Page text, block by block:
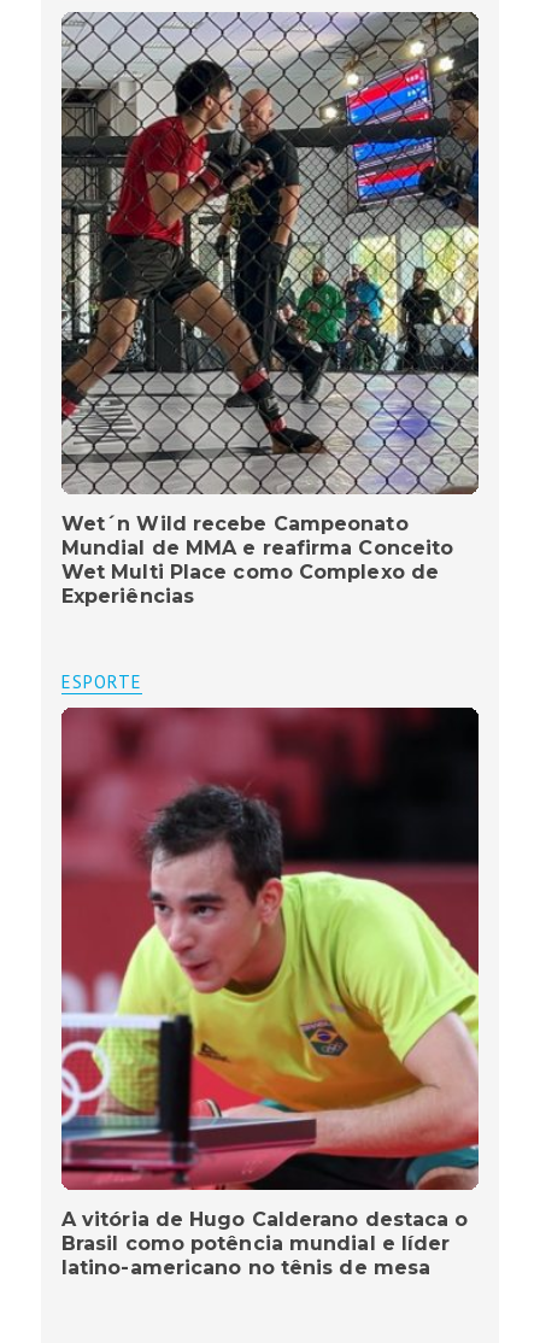
Wet´n Wild recebe Campeonato
Mundial de MMA e reafirma Conceito
Wet Multi Place como Complexo de
Experiências
ESPORTE
A vitória de Hugo Calderano destaca o
Brasil como potência mundial e líder
latino-americano no tênis de mesa